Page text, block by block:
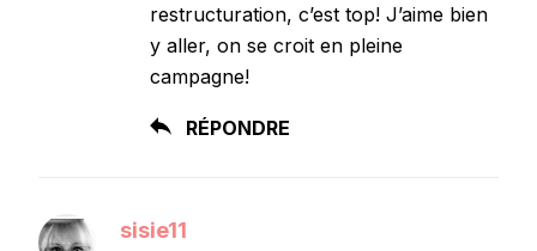
restructuration, c’est top! J’aime bien
y aller, on se croit en pleine
campagne!
RÉPONDRE
sisie11